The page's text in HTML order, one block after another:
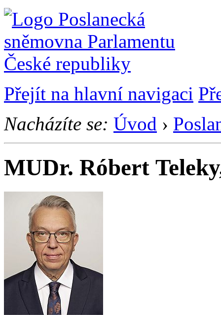
Přejít na hlavní navigaci
Nacházíte se: Úvod ›
MUDr. Róbert